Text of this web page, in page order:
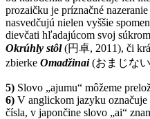
prozaičku je príznačné
nasvedčujú nielen vyššie
dievčati hľadajúcom svoj
Okrúhly stôl(円卓, 2011), či
zbierke Omadžinai(おまじない
5) Slovo „ajumu“ môžeme
6) V anglickom jazyku
čísla, v japončine slovo „ai“